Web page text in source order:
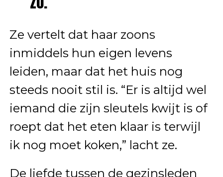
Ze vertelt dat haar zoons
inmiddels hun eigen levens
leiden, maar dat het huis nog
steeds nooit stil is. “Er is altijd wel
iemand die zijn sleutels kwijt is of
roept dat het eten klaar is terwijl
ik nog moet koken,” lacht ze.
De liefde tussen de gezinsleden